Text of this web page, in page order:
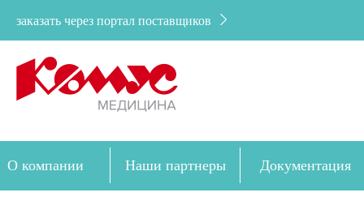
заказать через портал поставщиков
О компании Наши партнеры Документация